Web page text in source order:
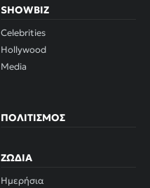
SHOWBIZ
Celebrities
Hollywood
Media
ΠΟΛΙΤΙΣΜΌΣ
ΖΏΔΙΑ
Ημερήσια